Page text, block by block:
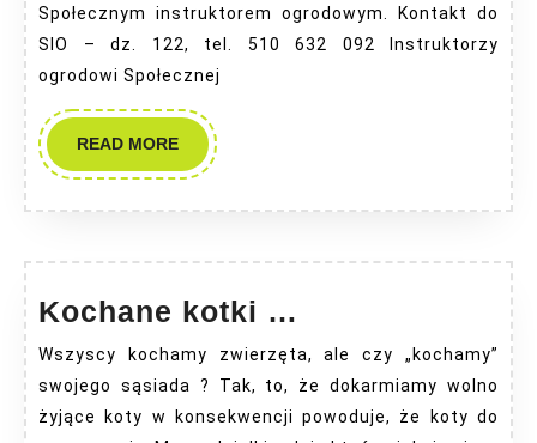
Społecznym instruktorem ogrodowym. Kontakt do
SIO – dz. 122, tel. 510 632 092 Instruktorzy
ogrodowi Społecznej
READ MOREREAD
MORE
Kochane kotki …
kotki
…
Wszyscy kochamy zwierzęta, ale czy „kochamy”
swojego sąsiada ? Tak, to, że dokarmiamy wolno
żyjące koty w konsekwencji powoduje, że koty do